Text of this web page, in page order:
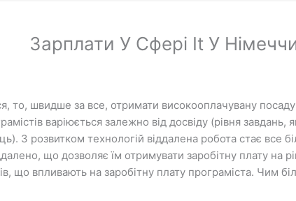
Зарплати У Сфері It У
то, швидше за все, отримати високооплачувану посаду
варіюється залежно від досвіду (рівня
З розвитком технологій віддалена робота стає все
що дозволяє їм отримувати заробітну плату на
що впливають на заробітну плату програміста. Чим